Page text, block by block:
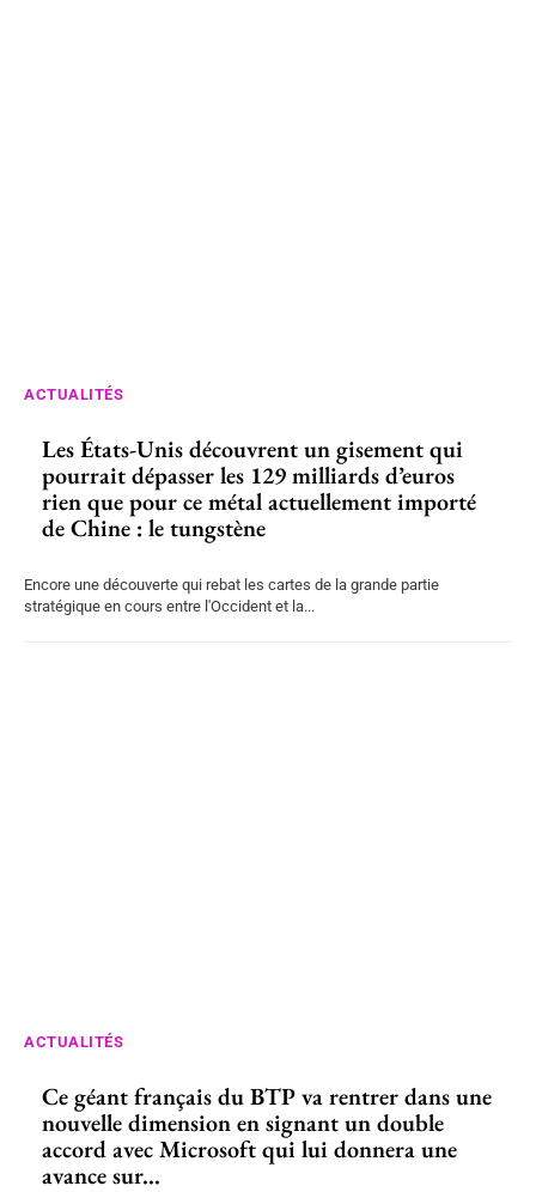
ACTUALITÉS
Les États-Unis découvrent un gisement qui
pourrait dépasser les 129 milliards d’euros
rien que pour ce métal actuellement importé
de Chine : le tungstène
Encore une découverte qui rebat les cartes de la grande partie
stratégique en cours entre l'Occident et la...
ACTUALITÉS
Ce géant français du BTP va rentrer dans une
nouvelle dimension en signant un double
accord avec Microsoft qui lui donnera une
avance sur...